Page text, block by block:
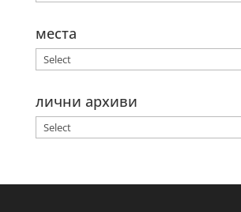
места
лични архиви